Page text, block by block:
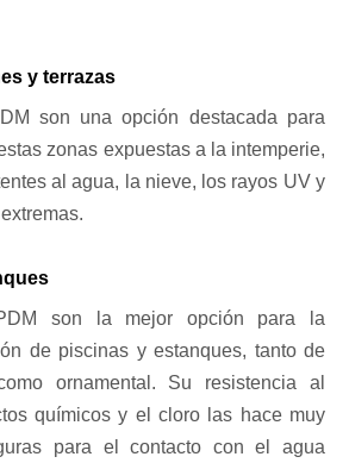
y terrazas
son una opción destacada para
zonas expuestas a la intemperie,
al agua, la nieve, los rayos UV y
son la mejor opción para la
de piscinas y estanques, tanto de
ornamental. Su resistencia al
químicos y el cloro las hace muy
para el contacto con el agua